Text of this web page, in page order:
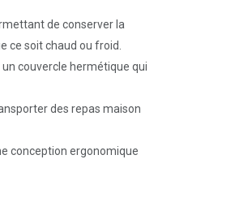
de conserver la
ce soit chaud ou froid.
couvercle hermétique qui
des repas maison
conception ergonomique